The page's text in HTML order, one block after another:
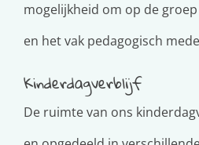
mogelijkheid om op de
en het vak pedagogisch
Kinderdagverblijf
De ruimte van ons